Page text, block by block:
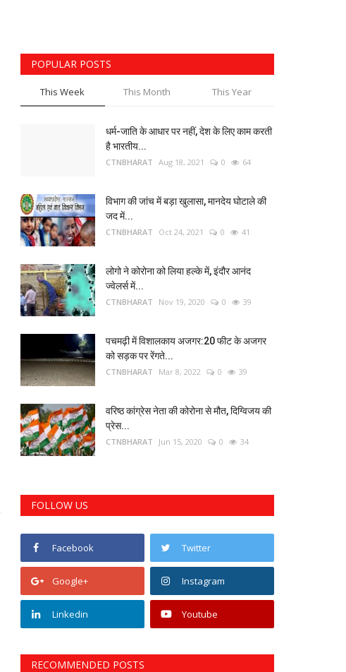
POPULAR POSTS
This Week This Month This Year
धर्म-जाति के आधार पर नहीं, देश के लिए काम करती
है भारतीय...
CTNBHARAT Aug 18, 2021 0 64
विभाग की जांच में बड़ा खुलासा, मानदेय घोटाले की
जद में...
CTNBHARAT Oct 24, 2021 0 41
लोगो ने कोरोना को लिया हल्के में, इंदौर आनंद
ज्वेलर्स में...
CTNBHARAT Nov 19, 2020 0 39
पचमढ़ी में विशालकाय अजगर:20 फीट के अजगर
को सड़क पर रेंगते...
CTNBHARAT Mar 8, 2022 0 39
वरिष्ठ कांग्रेस नेता की कोरोना से मौत, दिग्विजय की
प्रेस...
CTNBHARAT Jun 15, 2020 0 34
FOLLOW US
Facebook Twitter
Google+ Instagram
Linkedin Youtube
RECOMMENDED POSTS